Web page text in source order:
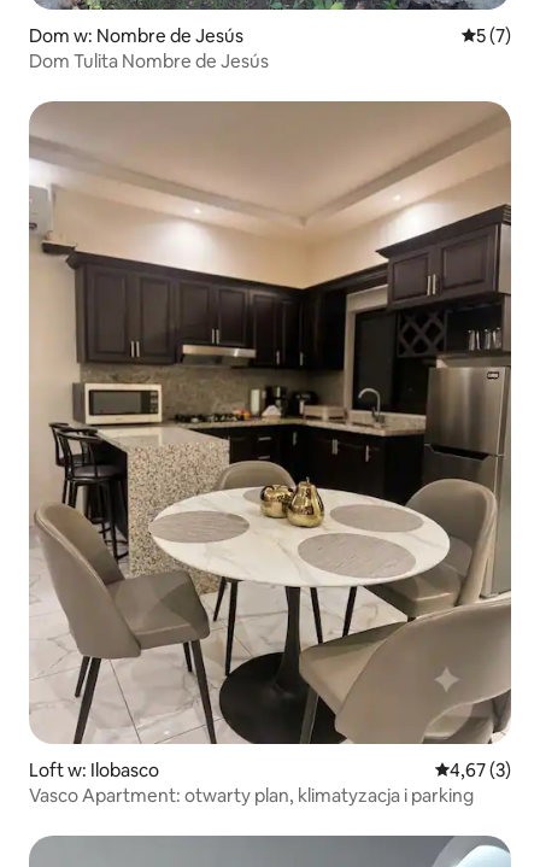
Dom w: Nombre de Jesús Średnia
5 (7)
Dom Tulita Nombre de Jesús
Loft w: Ilobasco Średnia
4,67 (3)
Vasco Apartment: otwarty plan, klimatyzacja i parking